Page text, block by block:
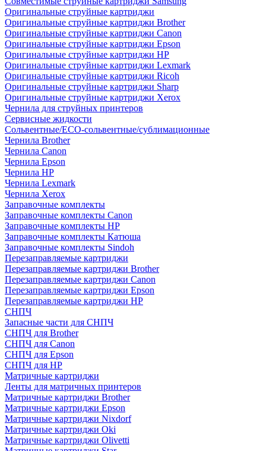
Оригинальные струйные картриджи
Оригинальные струйные картриджи Brother
Оригинальные струйные картриджи Canon
Оригинальные струйные картриджи Epson
Оригинальные струйные картриджи HP
Оригинальные струйные картриджи Lexmark
Оригинальные струйные картриджи Ricoh
Оригинальные струйные картриджи Sharp
Оригинальные струйные картриджи Xerox
Чернила для струйных принтеров
Сервисные жидкости
Сольвентные/ECO-сольвентные/сублимационные
Чернила Brother
Чернила Canon
Чернила Epson
Чернила HP
Чернила Lexmark
Чернила Xerox
Заправочные комплекты
Заправочные комплекты Canon
Заправочные комплекты HP
Заправочные комплекты Катюша
Заправочные комплекты Sindoh
Перезаправляемые картриджи
Перезаправляемые картриджи Brother
Перезаправляемые картриджи Canon
Перезаправляемые картриджи Epson
Перезаправляемые картриджи HP
СНПЧ
Запасные части для СНПЧ
СНПЧ для Brother
СНПЧ для Canon
СНПЧ для Epson
СНПЧ для HP
Матричные картриджи
Ленты для матричных принтеров
Матричные картриджи Brother
Матричные картриджи Epson
Матричные картриджи Nixdorf
Матричные картриджи Oki
Матричные картриджи Olivetti